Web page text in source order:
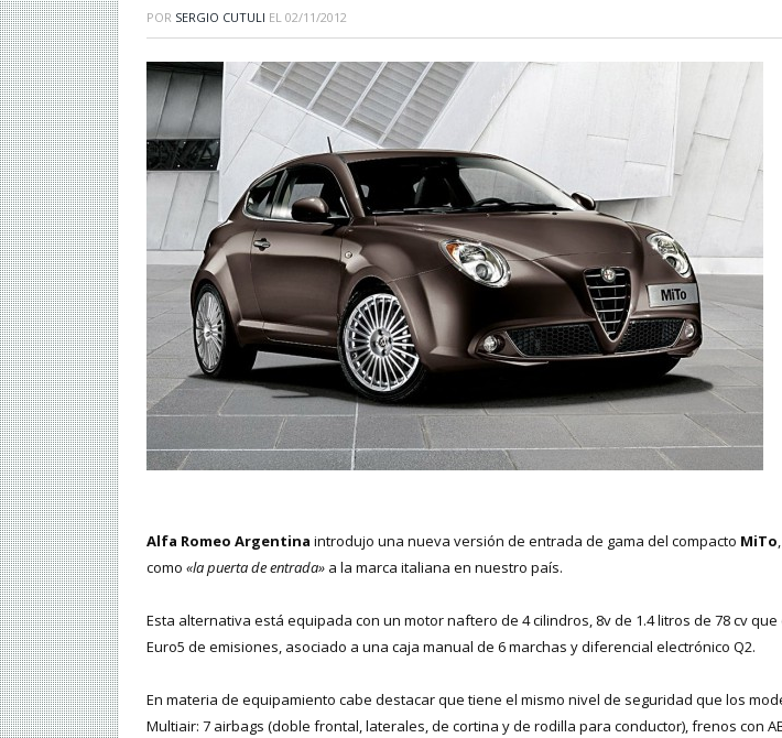
POR SERGIO CUTULI EL 02/11/2012
Alfa Romeo Argentina introdujo una nueva versión de entrada de gama del compacto MiTo
como «la puerta de entrada» a la marca italiana en nuestro país.
Esta alternativa está equipada con un motor naftero de 4 cilindros, 8v de 1.4 litros de 78 cv
Euro5 de emisiones, asociado a una caja manual de 6 marchas y diferencial electrónico Q2.
En materia de equipamiento cabe destacar que tiene el mismo nivel de seguridad que los
Multiair: 7 airbags (doble frontal, laterales, de cortina y de rodilla para conductor), frenos con